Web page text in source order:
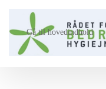
Gå til hovedindhold